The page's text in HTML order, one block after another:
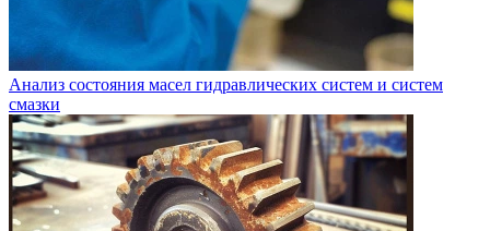
Анализ состояния масел гидравлических систем и систем
смазки